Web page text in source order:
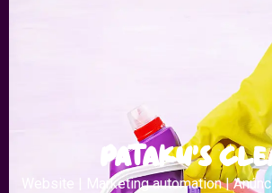
Pataku's
Website | Marketing automation |